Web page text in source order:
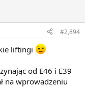
#2,894
liftingi
od E46 i E39
na wprowadzeniu